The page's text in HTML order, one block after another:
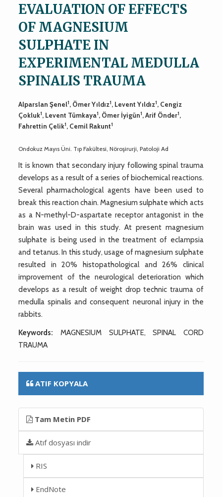
EVALUATION OF EFFECTS
OF MAGNESIUM
SULPHATE IN
EXPERIMENTAL MEDULLA
SPINALIS TRAUMA
Alparslan Şenel1, Ömer Yıldız1, Levent Yıldız1, Cengiz
Çokluk1, Levent Tümkaya1, Ömer İyigün1, Arif Önder1,
Fahrettin Çelik1, Cemil Rakunt1
Ondokuz Mayıs Üni. Tıp Fakültesi, Nöroşirurji, Patoloji Ad
It is known that secondary injury following spinal trauma
develops as a result of a series of biochemical reactions.
Several pharmachological agents have been used to
break this reaction chain. Magnesium sulphate which acts
as a N-methyl-D-aspartate receptor antagonist in the
brain was used in this study. At present magnesium
sulphate is being used in the treatment of eclampsia
and tetanus. In this study, usage of magnesium sulphate
resulted in 20% histopathological and 26% clinical
improvement of the neurological deterioration which
develops as a result of weight drop technic trauma of
medulla spinalis and consequent neuronal injury in the
rabbits.
Keywords: MAGNESIUM SULPHATE, SPINAL CORD
TRAUMA
ATIF KOPYALA
Tam Metin PDF
Atıf dosyası indir
RIS
EndNote